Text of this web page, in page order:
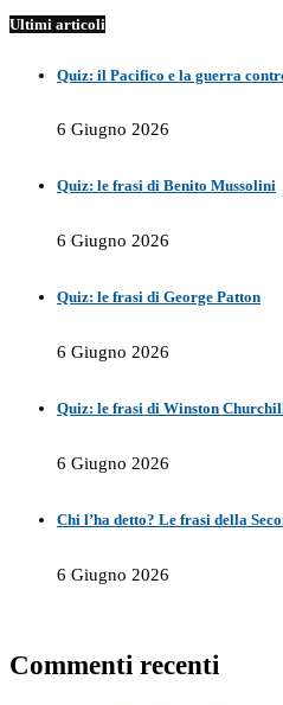
Ultimi articoli
Quiz: il Pacifico e la guerra
6 Giugno 2026
Quiz: le frasi di Benito Mussolini
6 Giugno 2026
Quiz: le frasi di George Patton
6 Giugno 2026
Quiz: le frasi di Winston
6 Giugno 2026
Chi l’ha detto? Le frasi della
6 Giugno 2026
Commenti recenti